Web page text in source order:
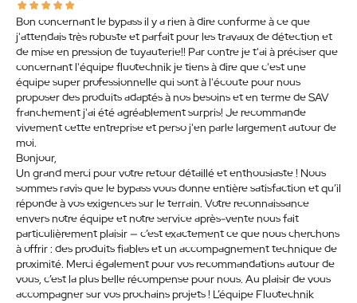
Bon concernant le bypass il y a rien à dire conforme à ce que
j'attendais très robuste et parfait pour les travaux de détection et
de mise en pression de tuyauterie!! Par contre je t'ai à préciser que
concernant l'équipe fluotechnik je tiens à dire que c'est une
équipe super professionnelle qui sont à l'écoute pour nous
proposer des produits adaptés à nos besoins et en terme de SAV
franchement j'ai été agréablement surpris! Je recommande
vivement cette entreprise et perso j'en parle largement autour de
moi.
Bonjour,
Un grand merci pour votre retour détaillé et enthousiaste ! Nous
sommes ravis que le bypass vous donne entière satisfaction et qu’il
réponde à vos exigences sur le terrain. Votre reconnaissance
envers notre équipe et notre service après-vente nous fait
particulièrement plaisir — c’est exactement ce que nous cherchons
à offrir : des produits fiables et un accompagnement technique de
proximité. Merci également pour vos recommandations autour de
vous, c’est la plus belle récompense pour nous. Au plaisir de vous
accompagner sur vos prochains projets ! L’équipe Fluotechnik